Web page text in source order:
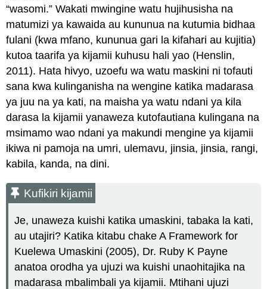
“wasomi.” Wakati mwingine watu hujihusisha na
matumizi ya kawaida au kununua na kutumia bidhaa
fulani (kwa mfano, kununua gari la kifahari au kujitia)
kutoa taarifa ya kijamii kuhusu hali yao (Henslin,
2011). Hata hivyo, uzoefu wa watu maskini ni tofauti
sana kwa kulinganisha na wengine katika madarasa
ya juu na ya kati, na maisha ya watu ndani ya kila
darasa la kijamii yanaweza kutofautiana kulingana na
msimamo wao ndani ya makundi mengine ya kijamii
ikiwa ni pamoja na umri, ulemavu, jinsia, jinsia, rangi,
kabila, kanda, na dini.
Kufikiri kijamii
Je, unaweza kuishi katika umaskini, tabaka la kati,
au utajiri? Katika kitabu chake A Framework for
Kuelewa Umaskini (2005), Dr. Ruby K Payne
anatoa orodha ya ujuzi wa kuishi unaohitajika na
madarasa mbalimbali ya kijamii. Mtihani ujuzi